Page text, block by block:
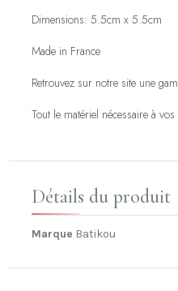
Dimensions: 5.5cm x 5.5cm
Made in France
Retrouvez sur notre site une
Tout le matériel nécessaire à
Détails du produit
Marque Batikou